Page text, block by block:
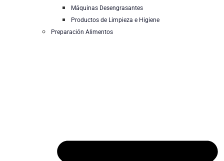
Máquinas Desengrasantes
Productos de Limpieza e Higiene
Preparación Alimentos